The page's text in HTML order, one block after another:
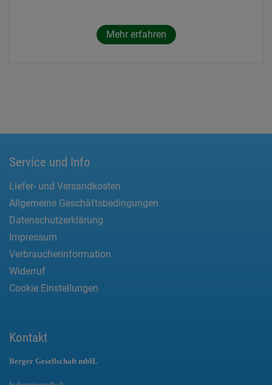
Mehr erfahren
Service und Info
Liefer- und Versandkosten
Allgemeine Geschäftsbedingungen
Datenschutzerklärung
Impressum
Verbraucherinformation
Widerruf
Cookie Einstellungen
Kontakt
Berger Gesellschaft mbH.